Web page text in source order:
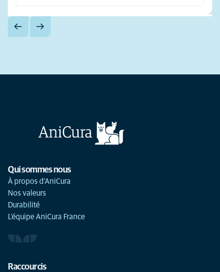
Qui sommes nous
À propos d'AniCura
Nos valeurs
Durabilité
L'équipe AniCura France
Raccourcis